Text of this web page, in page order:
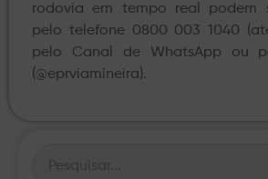
rodovia em tempo real podem
pelo telefone 0800 003 1040
pelo Canal de WhatsApp ou
(@eprviamineira).